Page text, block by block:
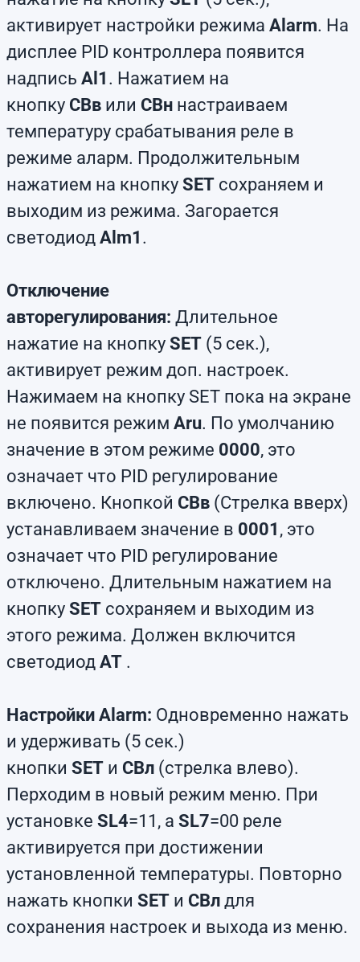
активирует настройки режима Alarm. На
дисплее PID контроллера появится
надпись Al1 . Нажатием на
кнопку СВв или СВн настраиваем
температуру срабатывания реле в
режиме аларм. Продолжительным
нажатием на кнопку SET сохраняем и
выходим из режима. Загорается
светодиод Alm1 .
Отключение
авторегулирования: Длительное
нажатие на кнопку SET (5 сек.),
активирует режим доп. настроек.
Нажимаем на кнопку SET пока на экране
не появится режим Aru. По умолчанию
значение в этом режиме 0000, это
означает что PID регулирование
включено. Кнопкой СВв (Стрелка вверх)
устанавливаем значение в 0001 , это
означает что PID регулирование
отключено. Длительным нажатием на
кнопку SET сохраняем и выходим из
этого режима. Должен включится
светодиод AT .
Настройки Alarm: Одновременно нажать
и удерживать (5 сек.)
кнопки SET и СВл (стрелка влево).
Перходим в новый режим меню. При
установке SL4=11, а SL7=00 реле
активируется при достижении
установленной температуры. Повторно
нажать кнопки SET и СВл для
сохранения настроек и выхода из меню.